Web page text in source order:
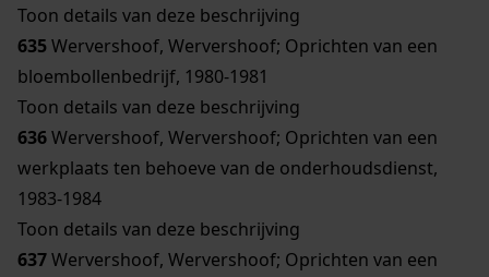
Toon details van deze beschrijving
635Wervershoof, Wervershoof; Oprichten van een
bloembollenbedrijf, 1980-1981
Toon details van deze beschrijving
636Wervershoof, Wervershoof; Oprichten van een
werkplaats ten behoeve van de onderhoudsdienst,
1983-1984
Toon details van deze beschrijving
637Wervershoof, Wervershoof; Oprichten van een